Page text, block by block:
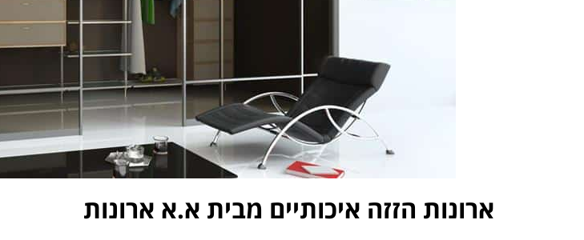
ארונות הזזה איכותיים מבית א.א ארונות